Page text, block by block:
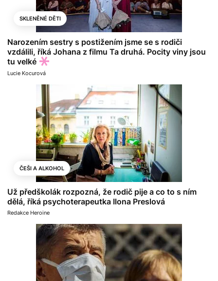
SKLENĚNÉ DĚTI
Narozením sestry s postižením jsme se s rodiči
vzdálili, říká Johana z filmu Ta druhá. Pocity viny jsou
tu velké
Lucie Kocurová
ČEŠI A ALKOHOL
Už předškolák rozpozná, že rodič pije a co to s ním
dělá, říká psychoterapeutka Ilona Preslová
Redakce Heroine